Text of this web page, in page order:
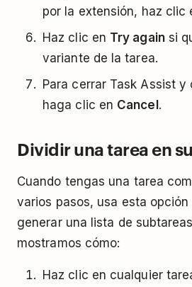
por la extensión, haz clic
Haz clic en Try againsi
variante de la tarea.
Para cerrar Task Assist
haga clic en Cancel.
Dividir una tarea en
Cuando tengas una tarea
varios pasos, usa esta
generar una lista de
mostramos cómo:
Haz clic en cualquier